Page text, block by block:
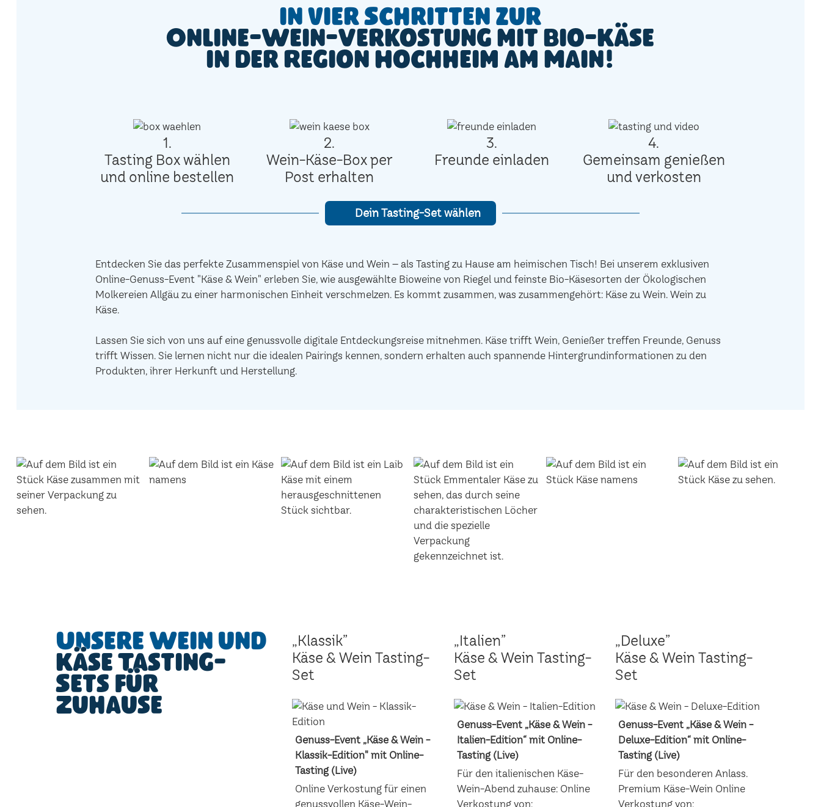
In vier Schritten zur
Online-Wein-Verkostung mit Bio-Käse
in der Region Hochheim am Main!
1.
Tasting Box wählen
und online bestellen
2.
Wein-Käse-Box per
Post erhalten
3.
Freunde einladen
4.
Gemeinsam genießen
und verkosten
Dein Tasting-Set wählen
Entdecken Sie das perfekte Zusammenspiel von Käse und Wein – als Tasting zu Hause am heimischen Tisch! Bei unserem exklusiven
Online-Genuss-Event "Käse & Wein" erleben Sie, wie ausgewählte Bioweine von Riegel und feinste Bio-Käsesorten der Ökologischen
Molkereien Allgäu zu einer harmonischen Einheit verschmelzen. Es kommt zusammen, was zusammengehört: Käse zu Wein. Wein zu
Käse.
Lassen Sie sich von uns auf eine genussvolle digitale Entdeckungsreise mitnehmen. Käse trifft Wein, Genießer treffen Freunde, Genuss
trifft Wissen. Sie lernen nicht nur die idealen Pairings kennen, sondern erhalten auch spannende Hintergrundinformationen zu den
Produkten, ihrer Herkunft und Herstellung.
Unsere Wein und
Käse Tasting-
Sets für
Zuhause
„Klassik”
Käse & Wein Tasting-
Set
Genuss-Event „Käse & Wein -
Klassik-Edition" mit Online-
Tasting (Live)
Online Verkostung für einen
genussvollen Käse-Wein-
„Italien”
Käse & Wein Tasting-
Set
Genuss-Event „Käse & Wein -
Italien-Edition“ mit Online-
Tasting (Live)
Für den italienischen Käse-
Wein-Abend zuhause: Online
Verkostung von:
„Deluxe”
Käse & Wein Tasting-
Set
Genuss-Event „Käse & Wein -
Deluxe-Edition“ mit Online-
Tasting (Live)
Für den besonderen Anlass.
Premium Käse-Wein Online
Verkostung von: